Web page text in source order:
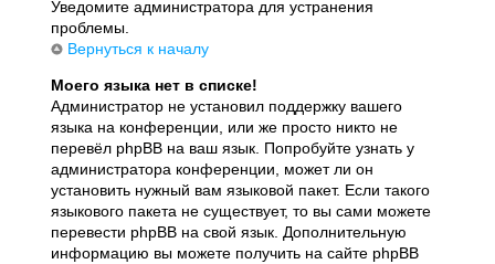
Уведомите администратора для устранения
проблемы.
Вернуться к началу
Моего языка нет в списке!
Администратор не установил поддержку вашего
языка на конференции, или же просто никто не
перевёл phpBB на ваш язык. Попробуйте узнать у
администратора конференции, может ли он
установить нужный вам языковой пакет. Если такого
языкового пакета не существует, то вы сами можете
перевести phpBB на свой язык. Дополнительную
информацию вы можете получить на сайте phpBB